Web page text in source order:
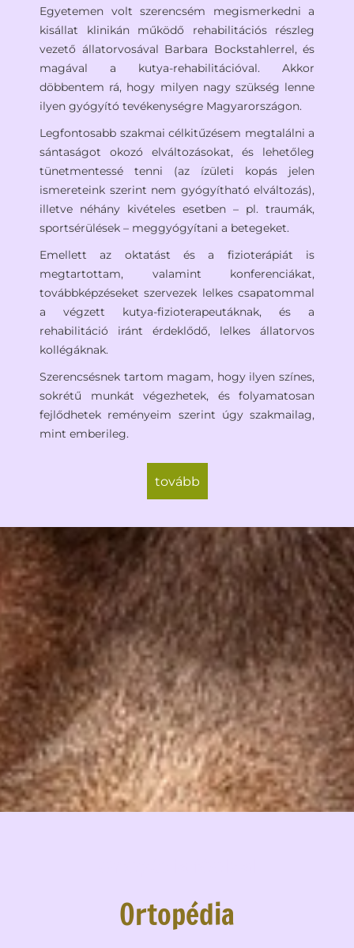
Egyetemen volt szerencsém megismerkedni a
kisállat klinikán működő rehabilitációs részleg
vezető állatorvosával Barbara Bockstahlerrel, és
magával a kutya-rehabilitációval. Akkor
döbbentem rá, hogy milyen nagy szükség lenne
ilyen gyógyító tevékenységre Magyarországon.
Legfontosabb szakmai célkitűzésem megtalálni a
sántaságot okozó elváltozásokat, és lehetőleg
tünetmentessé tenni (az ízületi kopás jelen
ismereteink szerint nem gyógyítható elváltozás),
illetve néhány kivételes esetben – pl. traumák,
sportsérülések – meggyógyítani a betegeket.
Emellett az oktatást és a fizioterápiát is
megtartottam, valamint konferenciákat,
továbbképzéseket szervezek lelkes csapatommal
a végzett kutya-fizioterapeutáknak, és a
rehabilitáció iránt érdeklődő, lelkes állatorvos
kollégáknak.
Szerencsésnek tartom magam, hogy ilyen színes,
sokrétű munkát végezhetek, és folyamatosan
fejlődhetek reményeim szerint úgy szakmailag,
mint emberileg.
tovább
Ortopédia